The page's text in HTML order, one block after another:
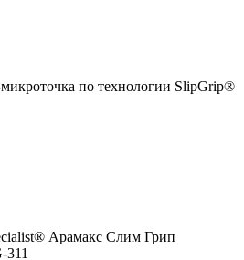
по технологии SlipGrip®